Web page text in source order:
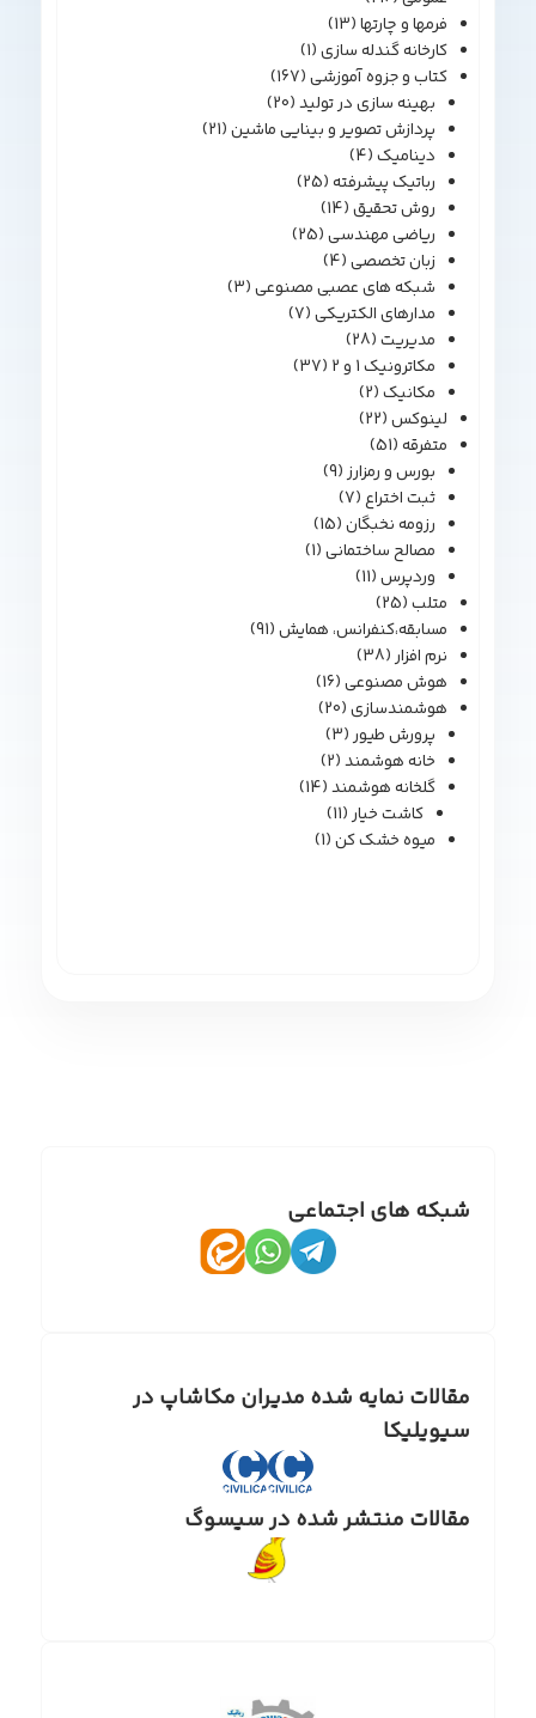
فرمها و چارتها(13)
کارخانه گندله سازی(1)
کتاب و جزوه آموزشی(167)
بهینه سازی در تولید(20)
پردازش تصویر و بینایی ماشین(21)
(4)
رباتیک پیشرفته(25)
روش تحقیق(14)
ریاضی مهندسی(25)
زبان تخصصی(4)
شبکه های عصبی مصنوعی(3)
مدارهای الکتریکی(7)
(28)
مکاترونیک 1 و 2
(37)
(2)
(22)
بورس و رمزارز(9)
ثبت اختراع (7)
رزومه نخبگان(15)
مصالح ساختمانی(1)
(11)
مسابقه،کنفرانس، همایش(91)
(38)
هوش مصنوعی(16)
هوشمندسازی(20)
پرورش طیور(3)
خانه هوشمند(2)
گلخانه هوشمند(14)
کاشت خیار (11)
میوه خشک کن(1)
های اجتماعی
نمایه شده مدیران مکاشاپ در
منتشر شده در سیسوگ